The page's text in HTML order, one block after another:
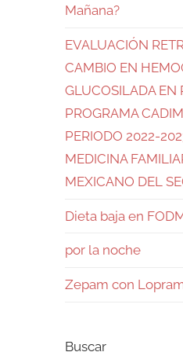
Mañana?
EVALUACIÓN
CAMBIO EN
GLUCOSILADA EN
PROGRAMA
PERIODO 2022-
MEDICINA
MEXICANO DEL
Dieta baja en
por la noche
Zepam con
Buscar